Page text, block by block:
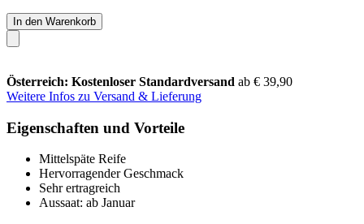
In den Warenkorb
Österreich: Kostenloser Standardversand ab € 39,90
Weitere Infos zu Versand & Lieferung
Eigenschaften und Vorteile
Mittelspäte Reife
Hervorragender Geschmack
Sehr ertragreich
Aussaat: ab Januar